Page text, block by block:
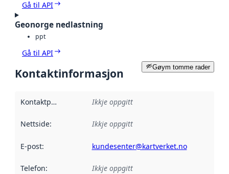
Gå til API
Geonorge nedlastning
ppt
Gå til API
Gøym tomme rader
Kontaktinformasjon
Kontaktpunkt Ikkje oppgitt
Nettside: Ikkje oppgitt
E-post: kundesenter@kartverket.no
Telefon: Ikkje oppgitt